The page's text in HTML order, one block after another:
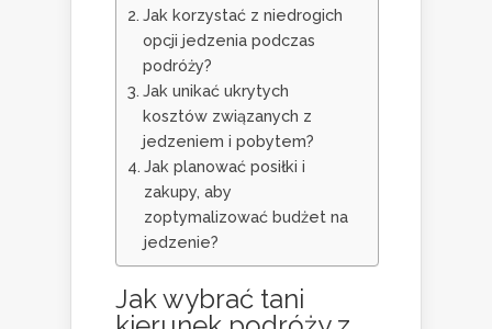
Jak korzystać z niedrogich
opcji jedzenia podczas
podróży?
Jak unikać ukrytych
kosztów związanych z
jedzeniem i pobytem?
Jak planować posiłki i
zakupy, aby
zoptymalizować budżet na
jedzenie?
Jak wybrać tani